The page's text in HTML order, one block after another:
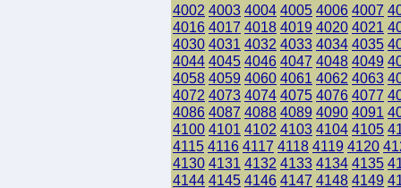
4002 4003 4004 4005 4006 4007
4016 4017 4018 4019 4020 4021
4030 4031 4032 4033 4034 4035
4044 4045 4046 4047 4048 4049
4058 4059 4060 4061 4062 4063
4072 4073 4074 4075 4076 4077
4086 4087 4088 4089 4090 4091
4100 4101 4102 4103 4104 4105
4115 4116 4117 4118 4119 4120
4130 4131 4132 4133 4134 4135
4144 4145 4146 4147 4148 4149